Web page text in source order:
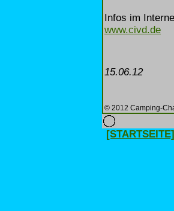
Infos im
www.civd.de
15.06.12
© 2012 Camping-
[STARTSEITE]